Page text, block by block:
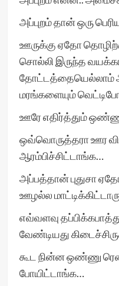
அப்புறம் தான் ஒரு
ஊருக்கு ஏதோ
சொல்லி இருந்த
தோட்டத்தையெல்லாம்
மரங்களையும்
ஊரே எதிர்த்தும்
ஒவ்வொருத்தரா ஊர
ஆரம்பிச்சிட்டாங்க…
அப்பத்தான் புதுசா
ஊழல்ல
எவ்வளவு
வேண்டியது
கூட நின்ன ஒண்ணு
போயிட்டாங்க…